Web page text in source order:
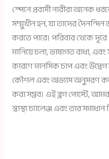
স্পেনে প্রবাসী নারীরা অনেক
সম্মুখীন হন, যা তাদের
করতে পারে। পরিবার থেকে
মানিয়ে চলা, ভাষাগত বাধা,
কারণে মানসিক চাপ এবং
কৌশল এবং অভ্যাস অনুসরণ
করা সম্ভব। এই ব্লগ পোস্টে,
স্বাস্থ্য চ্যালেঞ্জ এবং তার